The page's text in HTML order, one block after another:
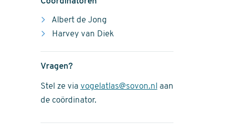
Albert de Jong
Harvey van Diek
Vragen?
Stel ze via vogelatlas@sovon.nl
aan
de coördinator.